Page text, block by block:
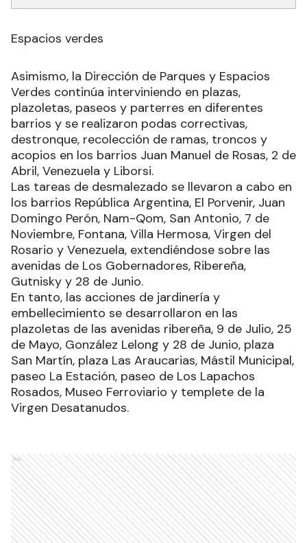
Espacios verdes
Asimismo, la Dirección de Parques y Espacios
Verdes continúa interviniendo en plazas,
plazoletas, paseos y parterres en diferentes
barrios y se realizaron podas correctivas,
destronque, recolección de ramas, troncos y
acopios en los barrios Juan Manuel de Rosas, 2 de
Abril, Venezuela y Liborsi.
Las tareas de desmalezado se llevaron a cabo en
los barrios República Argentina, El Porvenir, Juan
Domingo Perón, Nam-Qom, San Antonio, 7 de
Noviembre, Fontana, Villa Hermosa, Virgen del
Rosario y Venezuela, extendiéndose sobre las
avenidas de Los Gobernadores, Ribereña,
Gutnisky y 28 de Junio.
En tanto, las acciones de jardinería y
embellecimiento se desarrollaron en las
plazoletas de las avenidas ribereña, 9 de Julio, 25
de Mayo, González Lelong y 28 de Junio, plaza
San Martín, plaza Las Araucarias, Mástil Municipal,
paseo La Estación, paseo de Los Lapachos
Rosados, Museo Ferroviario y templete de la
Virgen Desatanudos.
Ads